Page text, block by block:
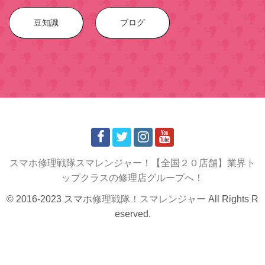
豆知識 ブログ
スマホ修理戦隊スマレンジャー！【全国２０店舗】業界ト
ップクラスの修理店グループへ！
© 2016-2023 スマホ修理戦隊！スマレンジャー All Rights R
eserved.